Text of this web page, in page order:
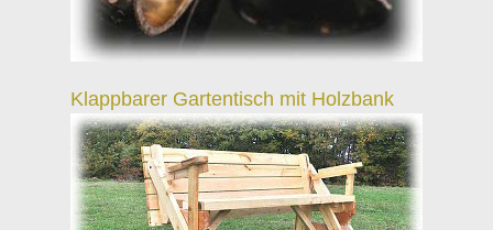
Klappbarer Gartentisch mit Holzbank